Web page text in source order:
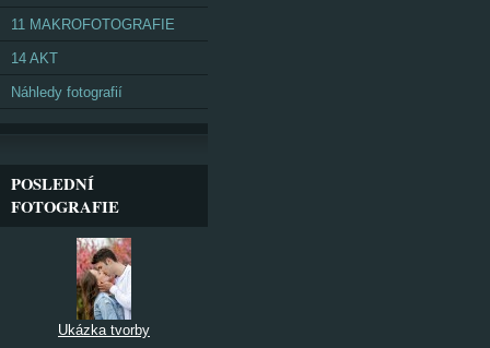
11 MAKROFOTOGRAFIE
14 AKT
Náhledy fotografií
POSLEDNÍ
FOTOGRAFIE
Ukázka tvorby